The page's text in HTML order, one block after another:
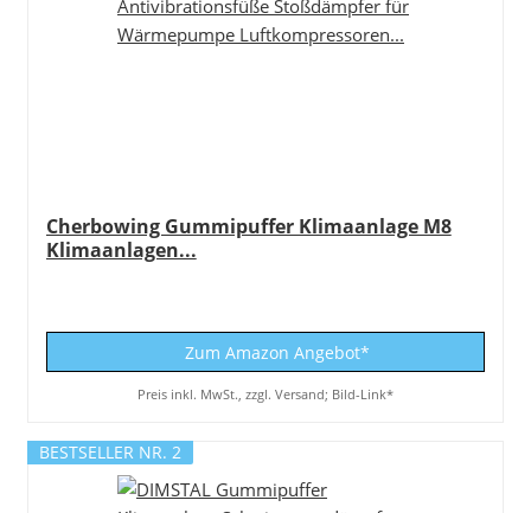
Cherbowing Gummipuffer Klimaanlage M8
Klimaanlagen...
Zum Amazon Angebot*
Preis inkl. MwSt., zzgl. Versand; Bild-Link*
BESTSELLER NR. 2